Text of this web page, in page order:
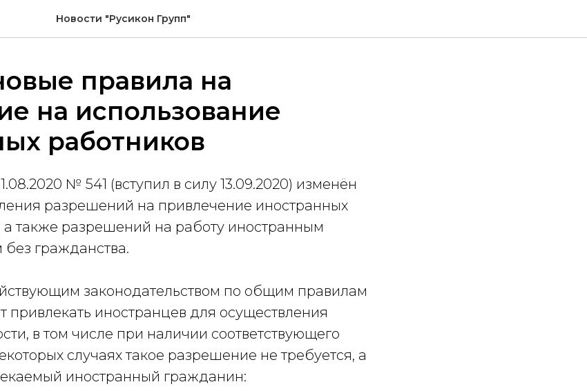
Новости "Русикон Групп"
правила на
на использование
работников
№ 541 (вступил в силу 13.09.2020) изменён
разрешений на привлечение иностранных
а также разрешений на работу иностранным
гражданства.
законодательством по общим правилам
привлекать иностранцев для осуществления
в том числе при наличии соответствующего
случаях такое разрешение не требуется, а
иностранный гражданин: